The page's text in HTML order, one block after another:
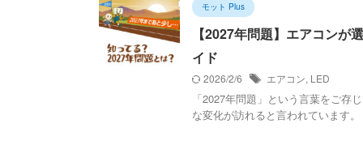
モット Plus
【2027年問題】エアコン
イド
2026/2/6 エアコン, LED
「2027年問題」という言葉をご存
な変化が訪れると言われています